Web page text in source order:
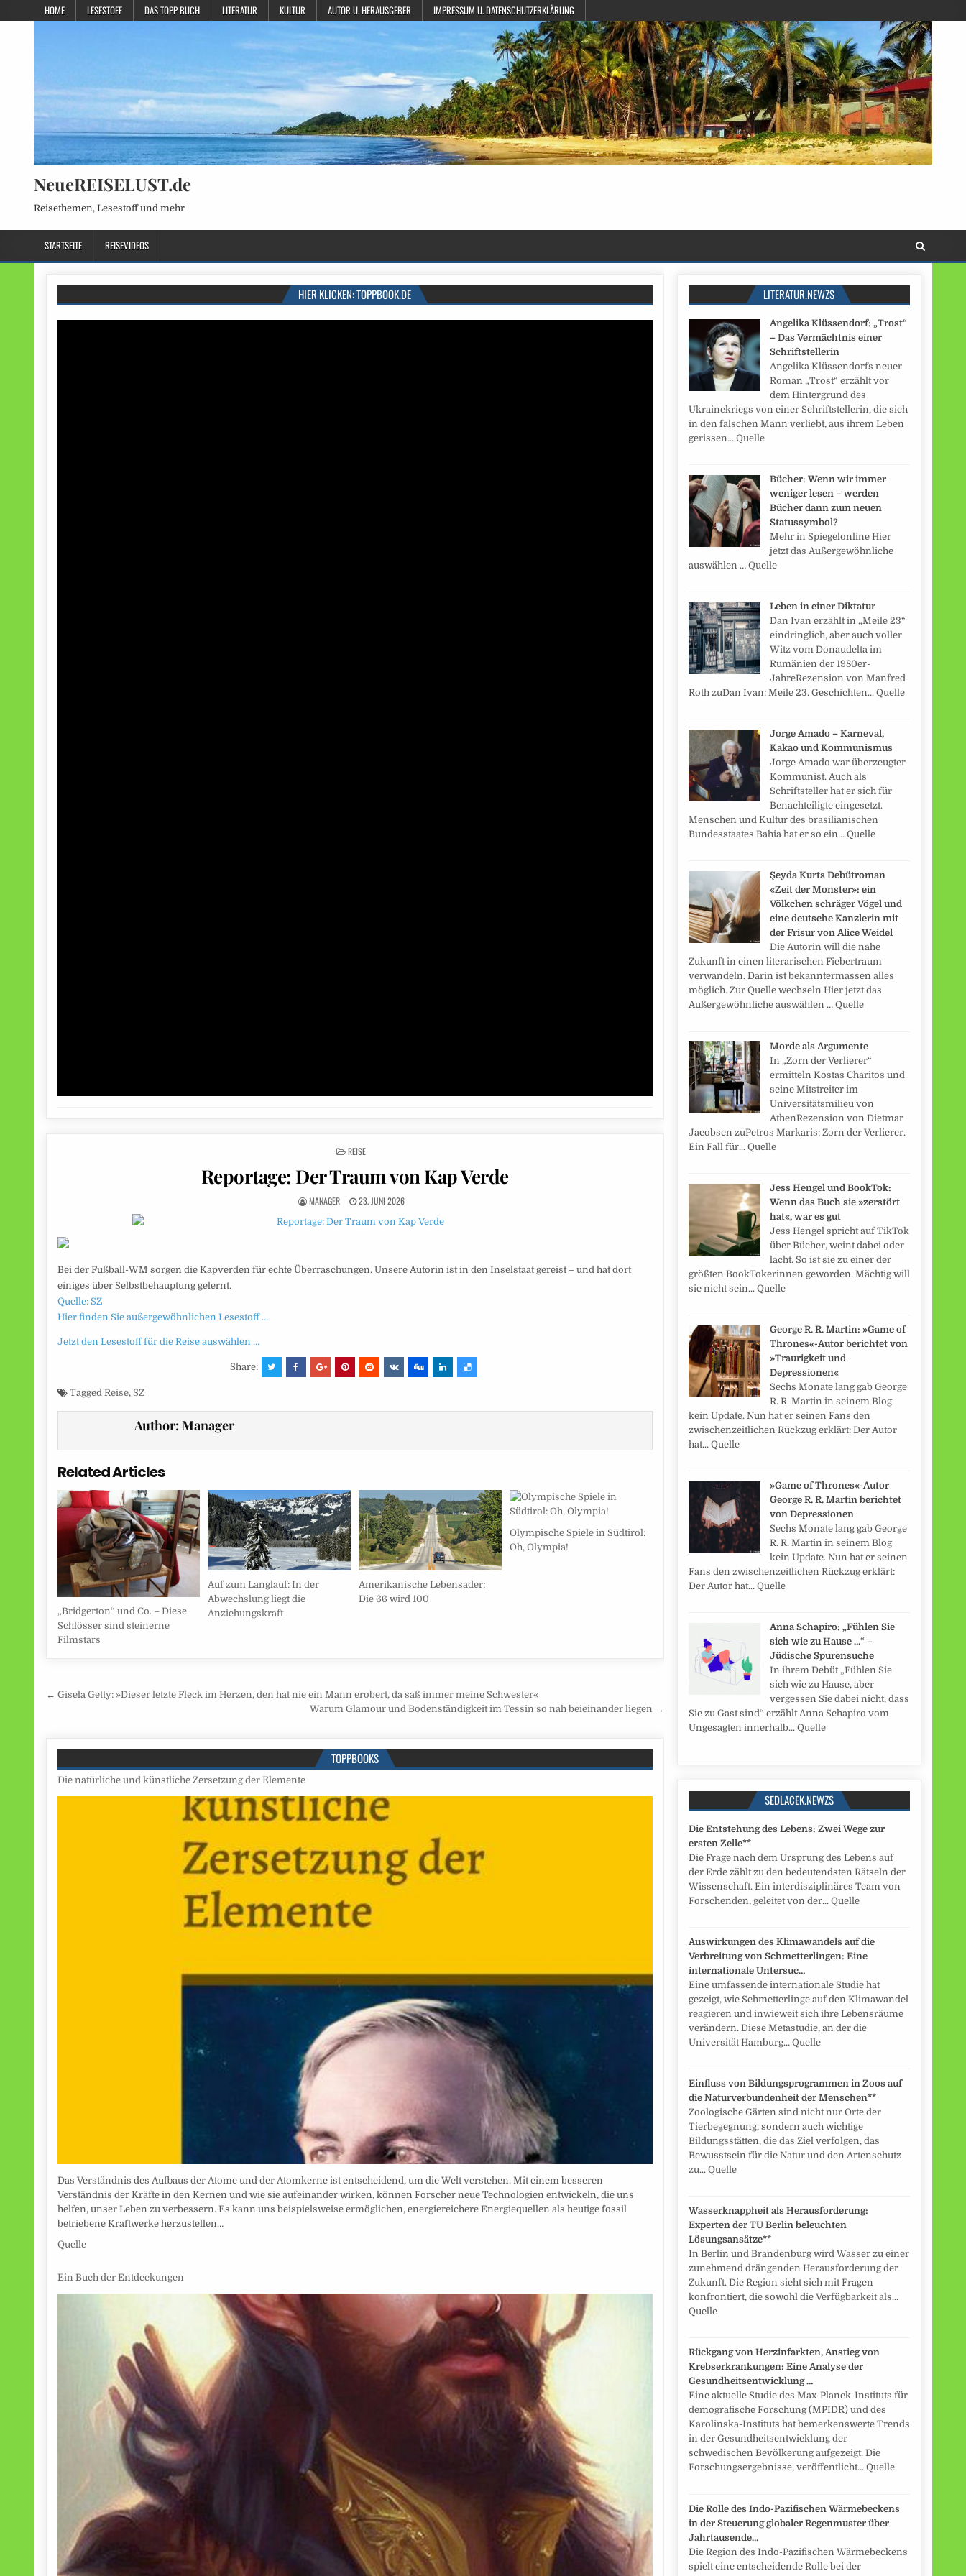
HOME LESESTOFF DAS TOPP BUCH LITERATUR KULTUR AUTOR U. HERAUSGEBER IMPRESSUM U. DATENSCHUTZERKLÄRUNG
NeueREISELUST.de
Reisethemen, Lesestoff und mehr
STARTSEITE REISEVIDEOS
HIER KLICKEN: TOPPBOOK.DE
POSTED
REISE
Reportage: Der Traum von Kap Verde
MANAGER 23. JUNI 2026
Bei der Fußball-WM sorgen die Kapverden für echte Überraschungen. Unsere Autorin ist in den Inselstaat gereist – und hat dort
einiges über Selbstbehauptung gelernt.
Quelle: SZ
Hier finden Sie außergewöhnlichen Lesestoff …
Jetzt den Lesestoff für die Reise auswählen …
Share:
Tagged Reise, SZ
Author:Manager
Related Articles
„Bridgerton“ und Co. – Diese
Schlösser sind steinerne
Filmstars
Auf zum Langlauf: In der
Abwechslung liegt die
Anziehungskraft
Amerikanische Lebensader:
Die 66 wird 100
Olympische Spiele in Südtirol:
Oh, Olympia!
Beitragsnavigation
← Gisela Getty: »Dieser letzte Fleck im Herzen, den hat nie ein Mann erobert, da saß immer meine Schwester«
Warum Glamour und Bodenständigkeit im Tessin so nah beieinander liegen →
TOPPBOOKS
Die natürliche und künstliche Zersetzung der Elemente
Das Verständnis des Aufbaus der Atome und der Atomkerne ist entscheidend, um die Welt verstehen. Mit einem besseren
Verständnis der Kräfte in den Kernen und wie sie aufeinander wirken, können Forscher neue Technologien entwickeln, die uns
helfen, unser Leben zu verbessern. Es kann uns beispielsweise ermöglichen, energiereichere Energiequellen als heutige fossil
betriebene Kraftwerke herzustellen…
Quelle
Ein Buch der Entdeckungen
LITERATUR.NEWZS
Angelika Klüssendorf: „Trost“
– Das Vermächtnis einer
Schriftstellerin
Angelika Klüssendorfs neuer
Roman „Trost“ erzählt vor
dem Hintergrund des
Ukrainekriegs von einer Schriftstellerin, die sich
in den falschen Mann verliebt, aus ihrem Leben
gerissen... Quelle
Bücher: Wenn wir immer
weniger lesen – werden
Bücher dann zum neuen
Statussymbol?
Mehr in Spiegelonline Hier
jetzt das Außergewöhnliche
auswählen … Quelle
Leben in einer Diktatur
Dan Ivan erzählt in „Meile 23“
eindringlich, aber auch voller
Witz vom Donaudelta im
Rumänien der 1980er-
JahreRezension von Manfred
Roth zuDan Ivan: Meile 23. Geschichten... Quelle
Jorge Amado – Karneval,
Kakao und Kommunismus
Jorge Amado war überzeugter
Kommunist. Auch als
Schriftsteller hat er sich für
Benachteiligte eingesetzt.
Menschen und Kultur des brasilianischen
Bundesstaates Bahia hat er so ein... Quelle
Şeyda Kurts Debütroman
«Zeit der Monster»: ein
Völkchen schräger Vögel und
eine deutsche Kanzlerin mit
der Frisur von Alice Weidel
Die Autorin will die nahe
Zukunft in einen literarischen Fiebertraum
verwandeln. Darin ist bekanntermassen alles
möglich. Zur Quelle wechseln Hier jetzt das
Außergewöhnliche auswählen … Quelle
Morde als Argumente
In „Zorn der Verlierer“
ermitteln Kostas Charitos und
seine Mitstreiter im
Universitätsmilieu von
AthenRezension von Dietmar
Jacobsen zuPetros Markaris: Zorn der Verlierer.
Ein Fall für... Quelle
Jess Hengel und BookTok:
Wenn das Buch sie »zerstört
hat«, war es gut
Jess Hengel spricht auf TikTok
über Bücher, weint dabei oder
lacht. So ist sie zu einer der
größten BookTokerinnen geworden. Mächtig will
sie nicht sein... Quelle
George R. R. Martin: »Game of
Thrones«-Autor berichtet von
»Traurigkeit und
Depressionen«
Sechs Monate lang gab George
R. R. Martin in seinem Blog
kein Update. Nun hat er seinen Fans den
zwischenzeitlichen Rückzug erklärt: Der Autor
hat... Quelle
»Game of Thrones«-Autor
George R. R. Martin berichtet
von Depressionen
Sechs Monate lang gab George
R. R. Martin in seinem Blog
kein Update. Nun hat er seinen
Fans den zwischenzeitlichen Rückzug erklärt:
Der Autor hat... Quelle
Anna Schapiro: „Fühlen Sie
sich wie zu Hause …“ –
Jüdische Spurensuche
In ihrem Debüt „Fühlen Sie
sich wie zu Hause, aber
vergessen Sie dabei nicht, dass
Sie zu Gast sind“ erzählt Anna Schapiro vom
Ungesagten innerhalb... Quelle
SEDLACEK.NEWZS
Die Entstehung des Lebens: Zwei Wege zur
ersten Zelle**
Die Frage nach dem Ursprung des Lebens auf
der Erde zählt zu den bedeutendsten Rätseln der
Wissenschaft. Ein interdisziplinäres Team von
Forschenden, geleitet von der... Quelle
Auswirkungen des Klimawandels auf die
Verbreitung von Schmetterlingen: Eine
internationale Untersuc…
Eine umfassende internationale Studie hat
gezeigt, wie Schmetterlinge auf den Klimawandel
reagieren und inwieweit sich ihre Lebensräume
verändern. Diese Metastudie, an der die
Universität Hamburg... Quelle
Einfluss von Bildungsprogrammen in Zoos auf
die Naturverbundenheit der Menschen**
Zoologische Gärten sind nicht nur Orte der
Tierbegegnung, sondern auch wichtige
Bildungsstätten, die das Ziel verfolgen, das
Bewusstsein für die Natur und den Artenschutz
zu... Quelle
Wasserknappheit als Herausforderung:
Experten der TU Berlin beleuchten
Lösungsansätze**
In Berlin und Brandenburg wird Wasser zu einer
zunehmend drängenden Herausforderung der
Zukunft. Die Region sieht sich mit Fragen
konfrontiert, die sowohl die Verfügbarkeit als...
Quelle
Rückgang von Herzinfarkten, Anstieg von
Krebserkrankungen: Eine Analyse der
Gesundheitsentwicklung …
Eine aktuelle Studie des Max-Planck-Instituts für
demografische Forschung (MPIDR) und des
Karolinska-Instituts hat bemerkenswerte Trends
in der Gesundheitsentwicklung der
schwedischen Bevölkerung aufgezeigt. Die
Forschungsergebnisse, veröffentlicht... Quelle
Die Rolle des Indo-Pazifischen Wärmebeckens
in der Steuerung globaler Regenmuster über
Jahrtausende…
Die Region des Indo-Pazifischen Wärmebeckens
spielt eine entscheidende Rolle bei der